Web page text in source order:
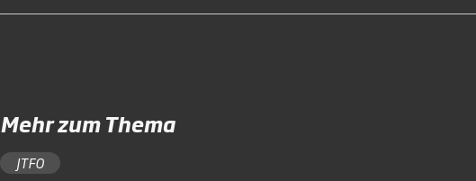
Mehr zum Thema
JTFO